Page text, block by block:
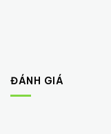
ĐÁNH GIÁ